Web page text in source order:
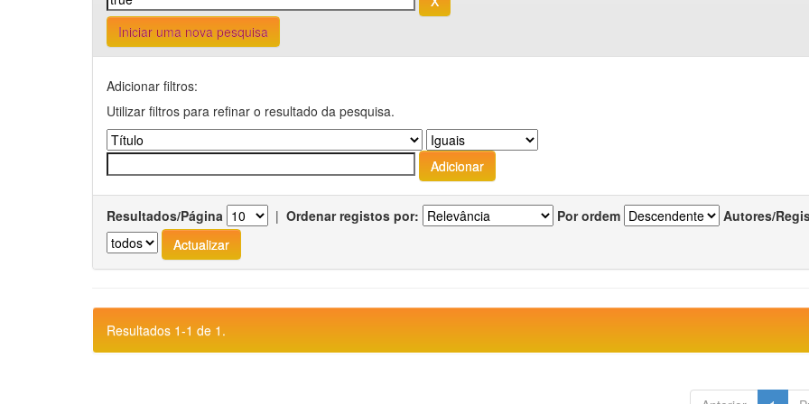
Iniciar uma nova pesquisa
Adicionar filtros:
Utilizar filtros para refinar o resultado da pesquisa.
Resultados/Página | Ordenar registos por: Por ordem Autores/
Resultados 1-1 de 1.